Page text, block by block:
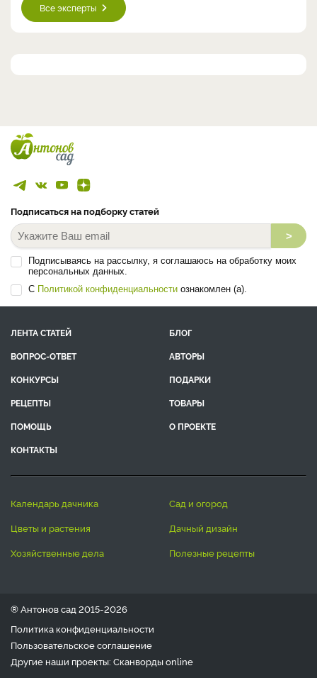
Все эксперты
Подписаться на подборку статей
>
Подписываясь на рассылку, я соглашаюсь на обработку моих
персональных данных.
С Политикой конфиденциальности ознакомлен (а).
ЛЕНТА СТАТЕЙ
БЛОГ
ВОПРОС-ОТВЕТ
АВТОРЫ
КОНКУРСЫ
ПОДАРКИ
РЕЦЕПТЫ
ТОВАРЫ
ПОМОЩЬ
О ПРОЕКТЕ
КОНТАКТЫ
календарь дачника
сад и огород
цветы и растения
дачный дизайн
хозяйственные дела
полезные рецепты
® Антонов сад 2015-2026
Политика конфиденциальности
Пользовательское соглашение
Другие наши проекты: Сканвордыonline